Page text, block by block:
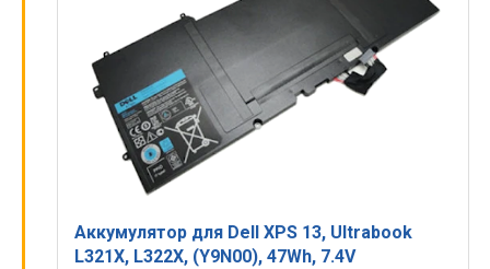
Аккумулятор для Dell XPS 13, Ultrabook
L321X, L322X, (Y9N00), 47Wh, 7.4V